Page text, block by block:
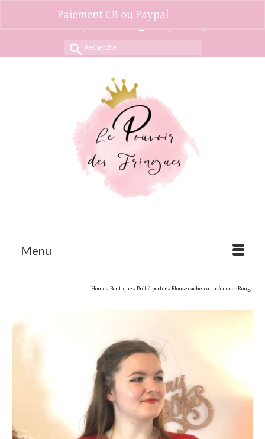
Paiement CB ou Paypal
Contact Mon compte Votre panier 0,00 €
Rechercher :
Menu
Home » Boutique » Prêt à porter » Blouse cache-coeur à nouer Rouge